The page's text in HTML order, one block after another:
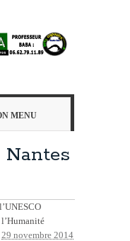
MENU
Nantes
29 novembre 2014